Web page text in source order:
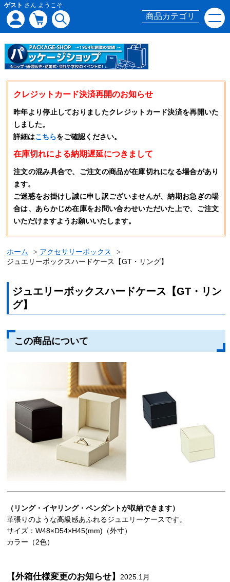
ゲスト さん ようこそ
商品カテゴリ
クレジットカード決済再開のお知らせ
昨年より停止しておりましたクレジットカード決済を再開いた
しました。
詳細はこちらをご確認ください。
在庫切れによる納期遅延につきまして
注文の混み具合で、ご注文の商品が在庫切れになる場合があり
ます。
ご迷惑をお掛けし誠に申し訳ございませんが、納期お急ぎの場
合は、あらかじめ在庫をお問い合わせいただいた上で、ご注文
いただけますようお願いいたします。
ホーム
アクセサリーボックス
ジュエリーボックスハードケース【GT・リング】
ジュエリーボックスハードケース【GT・リン
グ】
この商品について
（リング・イヤリング・ペンダントが収納できます）
革張りのような高級感あふれるジュエリーケースです。
サイズ：W48×D54×H45(mm)（外寸）
カラー（2色）
【外箱仕様変更のお知らせ】
2025.1月